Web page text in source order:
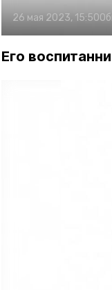
26 мая 2023, 15:50
Его